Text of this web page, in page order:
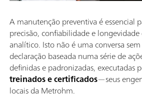
A manutenção preventiva é essencial
precisão, confiabilidade e
analítico. Isto não é uma conversa
declaração baseada numa série de
definidas e padronizadas, executadas
treinados e certificados—seus
locais da Metrohm.